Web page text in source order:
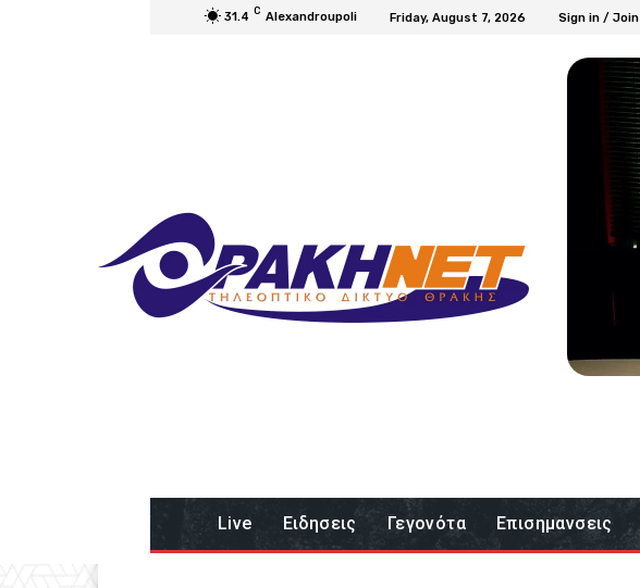
31.4 C Alexandroupoli Friday, August 7, 2026 Sign in / Join
Live Eιδησεις Γεγονότα Επισημανσεις